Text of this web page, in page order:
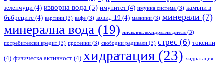
зеленчуци (4) изворна вода (5) имунитет (4) имунна система (3) камъни в
бъбреците (4) картини (3) кафе (3) ковид-19 (4) мазнини (3) минерали (7)
минерална вода (19) нисковъглехидратна диета (3)
потребителски кредит (3) протеини (3) свободни радикали (3) стрес (6) токсини
(4) физическа активност (4) хидратация (23) хидратация